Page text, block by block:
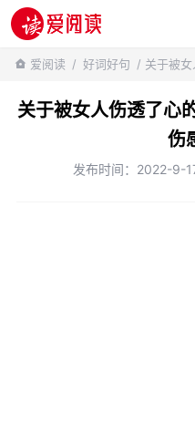
百科知识
爱阅读 / 好词好句 / 关于被女人
关于被女人伤透了心
伤
发布时间：2022-9-